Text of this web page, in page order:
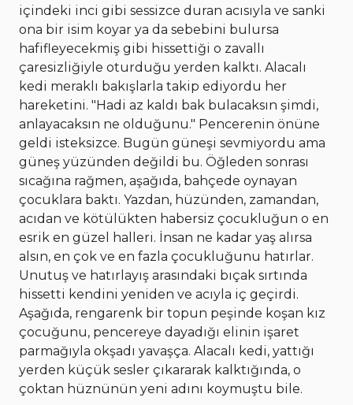
içindeki inci gibi sessizce duran acısıyla ve sanki
ona bir isim koyar ya da sebebini bulursa
hafifleyecekmiş gibi hissettiği o zavallı
çaresizliğiyle oturduğu yerden kalktı. Alacalı
kedi meraklı bakışlarla takip ediyordu her
hareketini. "Hadi az kaldı bak bulacaksın şimdi,
anlayacaksın ne olduğunu." Pencerenin önüne
geldi isteksizce. Bugün güneşi sevmiyordu ama
güneş yüzünden değildi bu. Öğleden sonrası
sıcağına rağmen, aşağıda, bahçede oynayan
çocuklara baktı. Yazdan, hüzünden, zamandan,
acıdan ve kötülükten habersiz çocukluğun o en
esrik en güzel halleri. İnsan ne kadar yaş alırsa
alsın, en çok ve en fazla çocukluğunu hatırlar.
Unutuş ve hatırlayış arasındaki bıçak sırtında
hissetti kendini yeniden ve acıyla iç geçirdi.
Aşağıda, rengarenk bir topun peşinde koşan kız
çocuğunu, pencereye dayadığı elinin işaret
parmağıyla okşadı yavaşça. Alacalı kedi, yattığı
yerden küçük sesler çıkararak kalktığında, o
çoktan hüznünün yeni adını koymuştu bile.